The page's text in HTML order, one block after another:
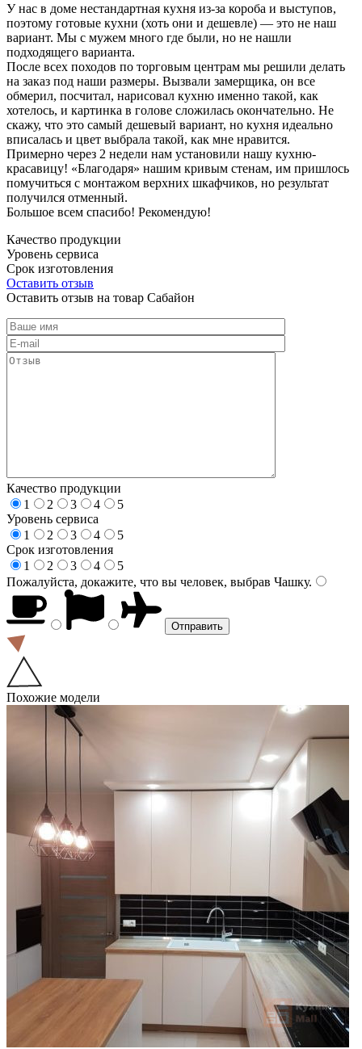
У нас в доме нестандартная кухня из-за короба и выступов,
поэтому готовые кухни (хоть они и дешевле) — это не наш
вариант. Мы с мужем много где были, но не нашли
подходящего варианта.
После всех походов по торговым центрам мы решили делать
на заказ под наши размеры. Вызвали замерщика, он все
обмерил, посчитал, нарисовал кухню именно такой, как
хотелось, и картинка в голове сложилась окончательно. Не
скажу, что это самый дешевый вариант, но кухня идеально
вписалась и цвет выбрала такой, как мне нравится.
Примерно через 2 недели нам установили нашу кухню-
красавицу! «Благодаря» нашим кривым стенам, им пришлось
помучиться с монтажом верхних шкафчиков, но результат
получился отменный.
Большое всем спасибо! Рекомендую!
Качество продукции
Уровень сервиса
Срок изготовления
Оставить отзыв
Оставить отзыв на товар Сабайон
Качество продукции
1
2 3 4
5
Уровень сервиса
1
2 3 4
5
Срок изготовления
1
2 3 4
5
Пожалуйста, докажите, что вы человек, выбрав Чашку.
Похожие модели